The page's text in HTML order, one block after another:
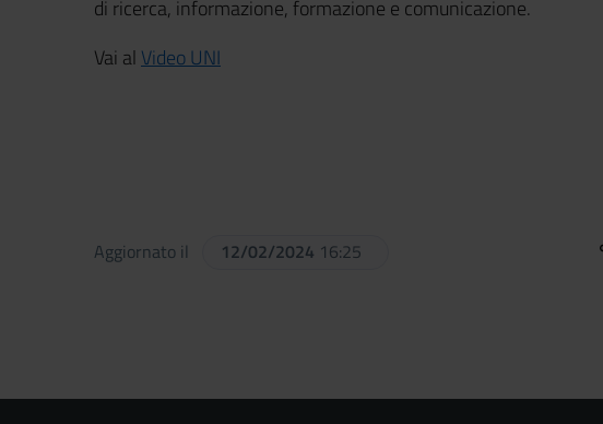
di ricerca, informazione, formazione e comunicazione.
Vai al Video UNI
Aggiornato il 12/02/2024 16:25